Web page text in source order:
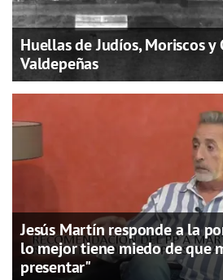
Huellas de Judíos, Moriscos y
Valdepeñas
Jesús Martín responde a la
lo mejor tiene miedo de que
presentar"